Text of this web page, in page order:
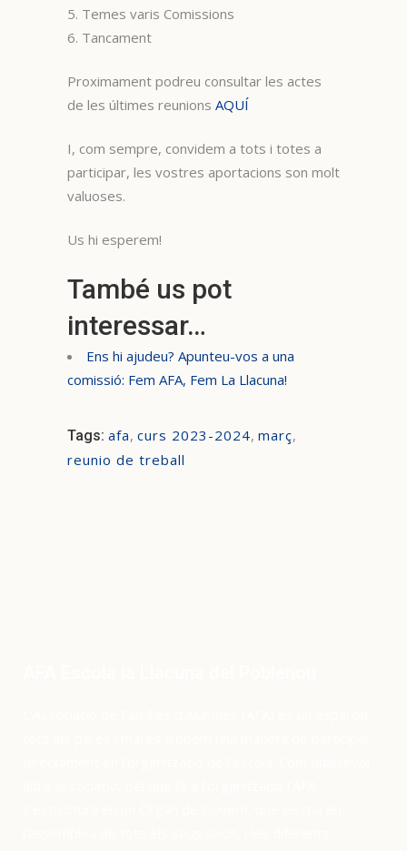
5. Temes varis Comissions
6. Tancament
Proximament podreu consultar les actes
de les últimes reunions AQUÍ
I, com sempre, convidem a tots i totes a
participar, les vostres aportacions son molt
valuoses.
Us hi esperem!
També us pot
interessar…
Ens hi ajudeu? Apunteu-vos a una
comissió: Fem AFA, Fem La Llacuna!
Tags: afa, curs 2023-2024, març,
reunio de treball